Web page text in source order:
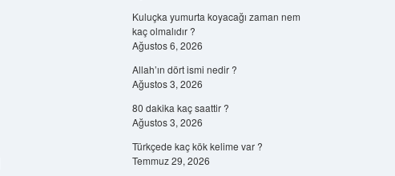
Kuluçka yumurta koyacağı zaman nem
kaç olmalıdır ?
Ağustos 6, 2026
Allah’ın dört ismi nedir ?
Ağustos 3, 2026
80 dakika kaç saattir ?
Ağustos 3, 2026
Türkçede kaç kök kelime var ?
Temmuz 29, 2026